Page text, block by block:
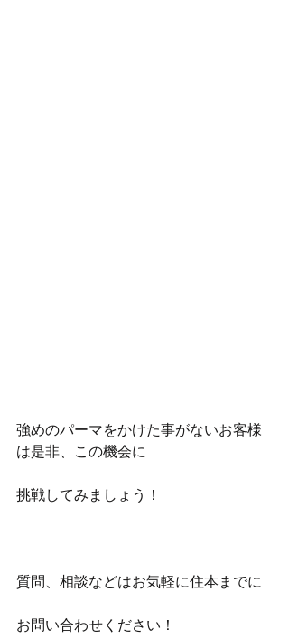
強めのパーマをかけた事がないお客様
は是非、この機会に
挑戦してみましょう！
質問、相談などはお気軽に住本までに
お問い合わせください！